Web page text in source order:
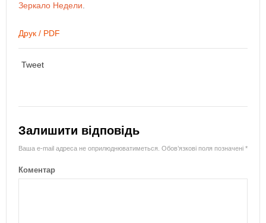
Зеркало Недели.
Друк / PDF
Tweet
Залишити відповідь
Ваша e-mail адреса не оприлюднюватиметься. Обов’язкові поля позначені *
Коментар